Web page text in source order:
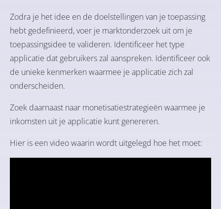
Zodra je het idee en de doelstellingen van je toepassing
hebt gedefinieerd, voer je marktonderzoek uit om je
toepassingsidee te valideren. Identificeer het type
applicatie dat gebruikers zal aanspreken. Identificeer ook
de unieke kenmerken waarmee je applicatie zich zal
onderscheiden.
Zoek daarnaast naar monetisatiestrategieën waarmee je
inkomsten uit je applicatie kunt genereren.
Hier is een video waarin wordt uitgelegd hoe het moet: